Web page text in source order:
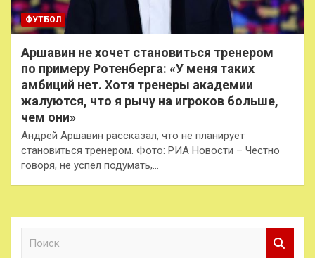
ФУТБОЛ
Аршавин не хочет становиться тренером
по примеру Ротенберга: «У меня таких
амбиций нет. Хотя тренеры академии
жалуются, что я рычу на игроков больше,
чем они»
Андрей Аршавин рассказал, что не планирует
становиться тренером. Фото: РИА Новости – Честно
говоря, не успел подумать,…